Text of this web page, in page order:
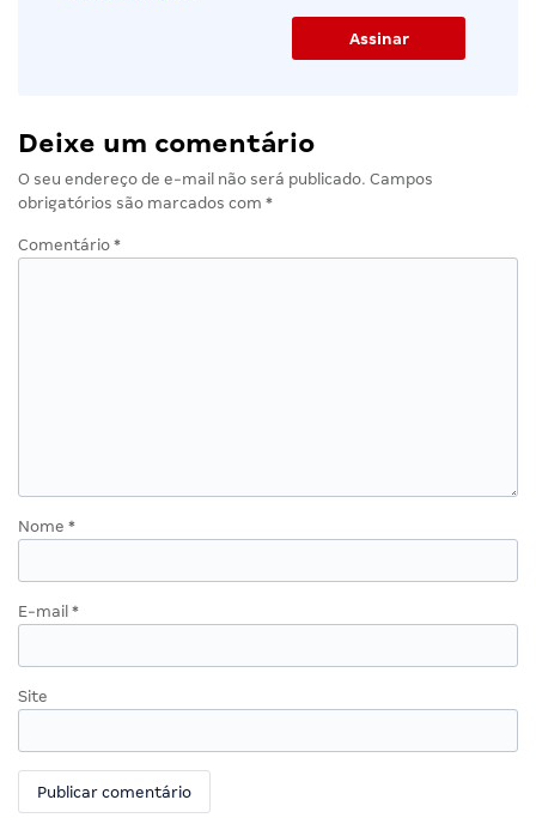
Deixe um comentário
O seu endereço de e-mail não será publicado. Campos
obrigatórios são marcados com *
Comentário *
Nome *
E-mail *
Site